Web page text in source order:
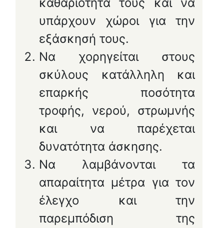
υπάρχουν χώροι για την
εξάσκησή τους.
Να χορηγείται στους
σκύλους κατάλληλη και
επαρκής ποσότητα
τροφής, νερού, στρωμνής
και να παρέχεται
δυνατότητα άσκησης.
Να λαμβάνονται τα
απαραίτητα μέτρα για τον
έλεγχο και την
παρεμπόδιση της